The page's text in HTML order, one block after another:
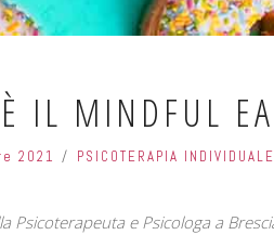
IL MINDFUL
2021 PSICOTERAPIA
Psicoterapeuta e Psicologa a